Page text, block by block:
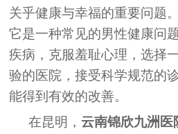
关乎健康与幸福的重要问题
它是一种常见的男性健康问
疾病，克服羞耻心理，选择
验的医院，接受科学规范的
能得到有效的改善。
在昆明， 云南锦欣九洲医